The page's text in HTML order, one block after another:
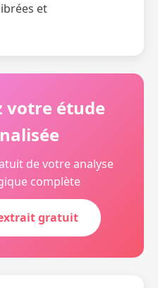
et
votre étude
de votre analyse
complète
gratuit